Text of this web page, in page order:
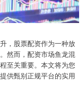
，股票配资作为一种放
然而，配资市场鱼龙混
至关重要。本文将为您
供甄别正规平台的实用